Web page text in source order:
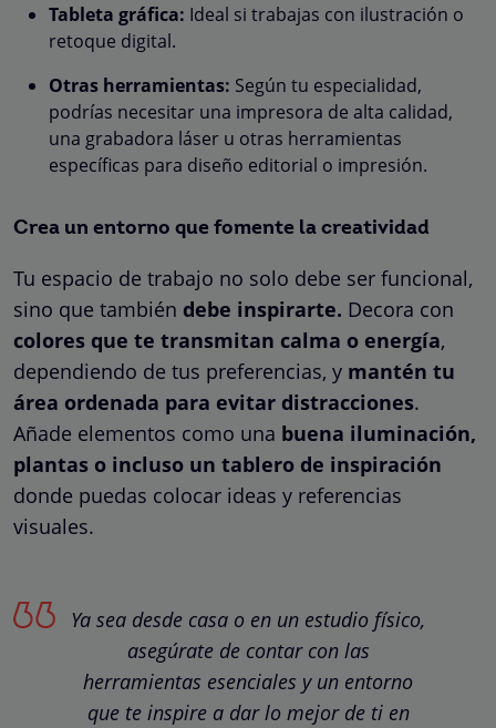
Tableta gráfica: Ideal si trabajas con ilustración o
retoque digital.
Otras herramientas: Según tu especialidad,
podrías necesitar una impresora de alta calidad,
una grabadora láser u otras herramientas
específicas para diseño editorial o impresión.
Crea un entorno que fomente la creatividad
Tu espacio de trabajo no solo debe ser funcional,
sino que también debe inspirarte. Decora con
colores que te transmitan calma o energía,
dependiendo de tus preferencias, y mantén tu
área ordenada para evitar distracciones.
Añade elementos como una buena iluminación,
plantas o incluso un tablero de inspiración
donde puedas colocar ideas y referencias
visuales.
Ya sea desde casa o en un estudio físico,
asegúrate de contar con las
herramientas esenciales y un entorno
que te inspire a dar lo mejor de ti en